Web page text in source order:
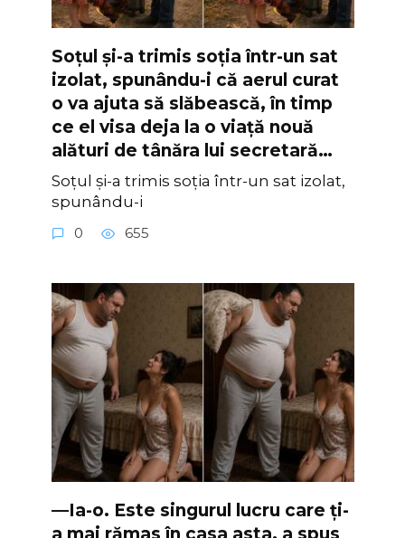
Soțul și-a trimis soția într-un sat
izolat, spunându-i că aerul curat
o va ajuta să slăbească, în timp
ce el visa deja la o viață nouă
alături de tânăra lui secretară…
Soțul și-a trimis soția într-un sat izolat,
spunându-i
0 655
—Ia-o. Este singurul lucru care ți-
a mai rămas în casa asta, a spus